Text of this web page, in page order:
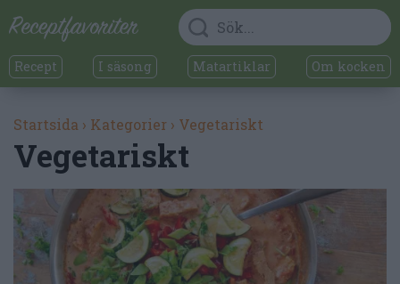
Recept I säsong Matartiklar Om kocken
Startsida › Kategorier › Vegetariskt
Vegetariskt